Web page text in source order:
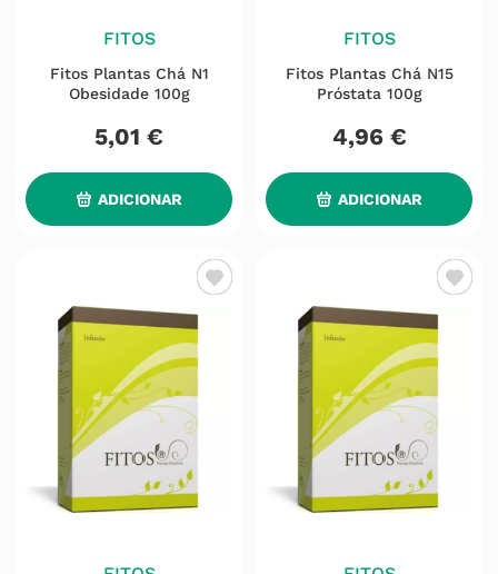
FITOS
Fitos Plantas Chá N1
Obesidade 100g
5,01 €
ADICIONAR
FITOS
Fitos Plantas Chá N15
Próstata 100g
4,96 €
ADICIONAR